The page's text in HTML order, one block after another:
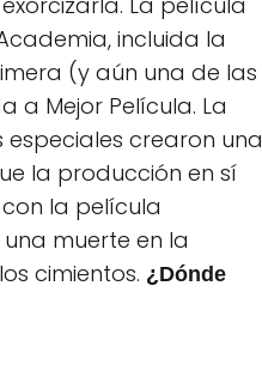
incluida la
(y aún una de las
a Mejor Película. La
crearon una
la producción en sí
la película
muerte en la
cimientos. ¿Dónde